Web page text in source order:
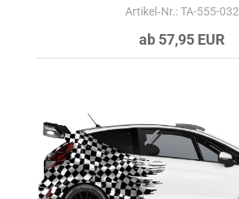
Artikel‑Nr.: TA-555-032
ab 57,95 EUR